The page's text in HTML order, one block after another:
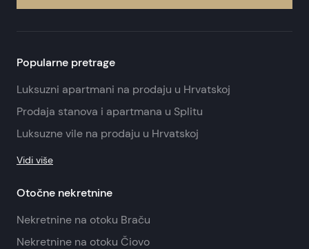
Popularne pretrage
Luksuzni apartmani na prodaju u Hrvatskoj
Prodaja stanova i apartmana u Splitu
Luksuzne vile na prodaju u Hrvatskoj
Vidi više
Otočne nekretnine
Nekretnine na otoku Braču
Nekretnine na otoku Čiovo